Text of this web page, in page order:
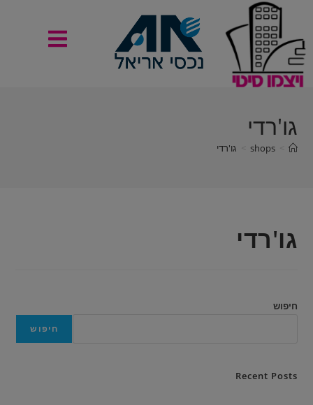
גו'רדי
shops גו'רדי
גו'רדי
חיפוש
חיפוש
Recent Posts